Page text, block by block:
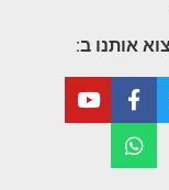
אותנו ב: